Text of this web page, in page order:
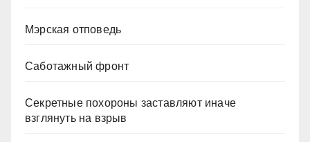
Мэрская отповедь
Саботажный фронт
Секретные похороны заставляют иначе
взглянуть на взрыв